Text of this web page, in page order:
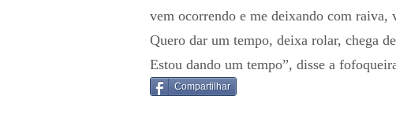
vem ocorrendo e me deixando com raiva,
Quero dar um tempo, deixa rolar, chega
Estou dando um tempo”, disse a
Compartilhar